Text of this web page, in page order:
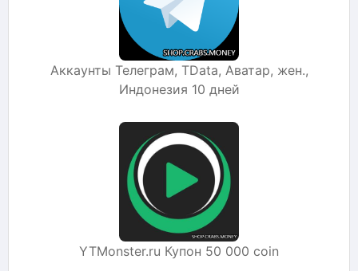
Аккаунты Телеграм, TData, Аватар, жен.,
Индонезия 10 дней
YTMonster.ru Купон 50 000 coin